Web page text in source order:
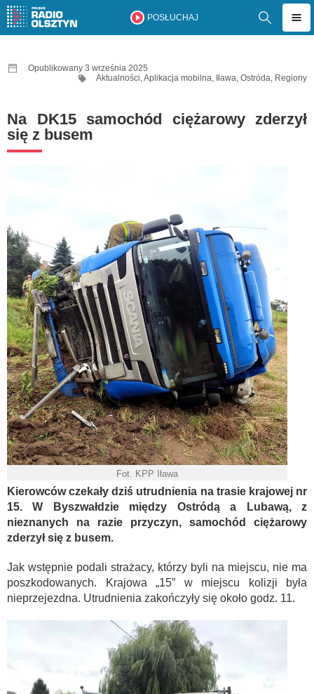
POSŁUCHAJ
Opublikowany 3 września 2025
Aktualności,Aplikacja mobilna, Iława, Ostróda, Regiony
Na DK15 samochód ciężarowy zderzył
się z busem
Fot. KPP Iława
Kierowców czekały dziś utrudnienia na trasie krajowej nr
15. W Byszwałdzie między Ostródą a Lubawą, z
nieznanych na razie przyczyn, samochód ciężarowy
zderzył się z busem.
Jak wstępnie podali strażacy, którzy byli na miejscu, nie ma
poszkodowanych. Krajowa „15” w miejscu kolizji była
nieprzejezdna. Utrudnienia zakończyły się około godz. 11.